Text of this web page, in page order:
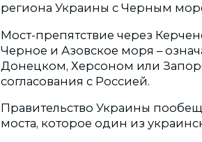
региона Украины с Черным
Мост-препятствие через
Черное и Азовское моря –
Донецком, Херсоном или
согласования с Россией.
Правительство Украины
моста, которое один из